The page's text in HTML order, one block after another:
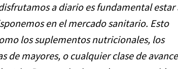
a diario es fundamental estar
en el mercado sanitario. Esto
los suplementos nutricionales, los
de mayores, o cualquier clase de avance